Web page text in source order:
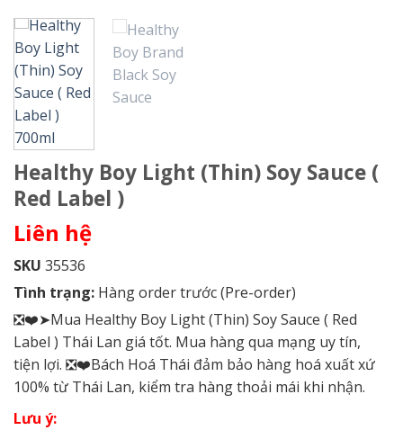
Healthy Boy Light (Thin) Soy Sauce (
Red Label )
Liên hệ
SKU 35536
Tình trạng: Hàng order trước (Pre-order)
❎❤️➤Mua Healthy Boy Light (Thin) Soy Sauce ( Red
Label ) Thái Lan giá tốt. Mua hàng qua mạng uy tín,
tiện lợi. ❎❤️Bách Hoá Thái đảm bảo hàng hoá xuất xứ
100% từ Thái Lan, kiểm tra hàng thoải mái khi nhận.
Lưu ý: